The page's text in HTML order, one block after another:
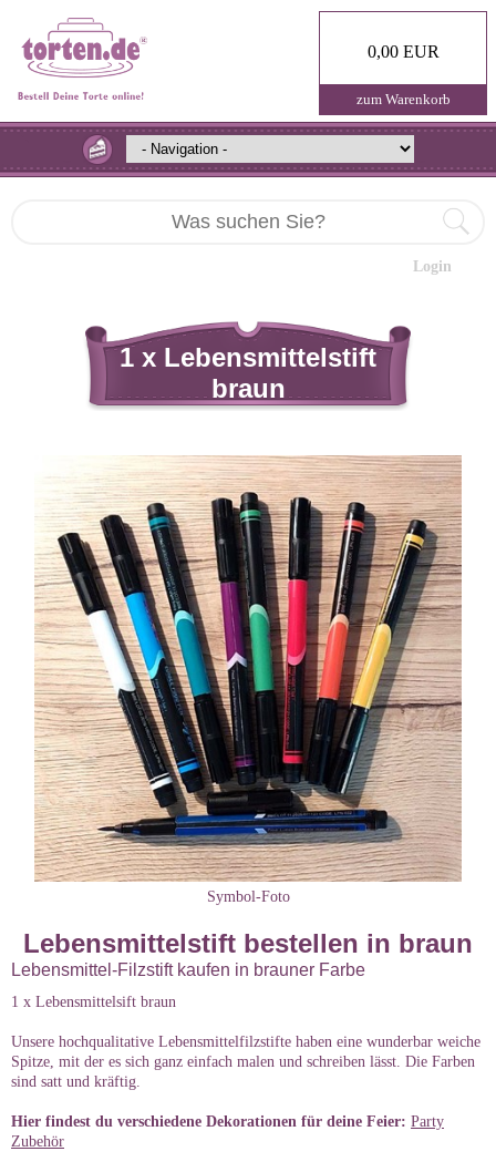
0,00 EUR
zum Warenkorb
Login
1 x Lebensmittelstift
braun
Symbol-Foto
Lebensmittelstift bestellen in braun
Lebensmittel-Filzstift kaufen in brauner Farbe
1 x Lebensmittelsift braun
Unsere hochqualitative Lebensmittelfilzstifte haben eine wunderbar weiche
Spitze, mit der es sich ganz einfach malen und schreiben lässt. Die Farben
sind satt und kräftig.
Hier findest du verschiedene Dekorationen für deine Feier: Party
Zubehör